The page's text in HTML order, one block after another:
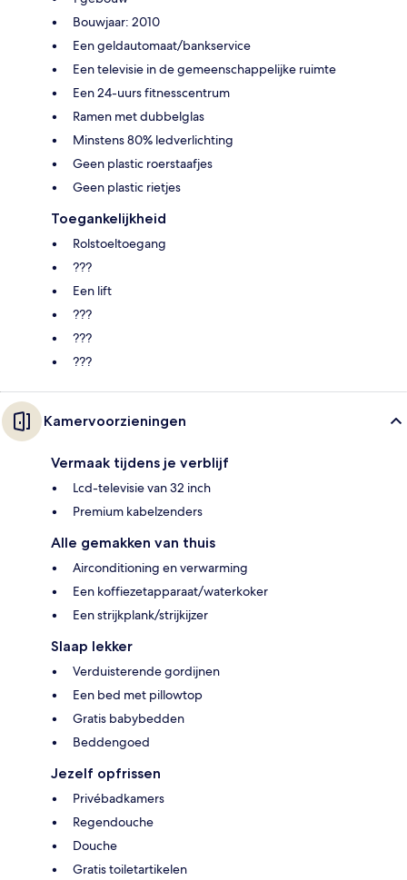
Bouwjaar: 2010
Een geldautomaat/bankservice
Een televisie in de gemeenschappelijke ruimte
Een 24-uurs fitnesscentrum
Ramen met dubbelglas
Minstens 80% ledverlichting
Geen plastic roerstaafjes
Geen plastic rietjes
Toegankelijkheid
Rolstoeltoegang
???
Een lift
???
???
???
Kamervoorzieningen
Vermaak tijdens je verblijf
Lcd-televisie van 32 inch
Premium kabelzenders
Alle gemakken van thuis
Airconditioning en verwarming
Een koffiezetapparaat/waterkoker
Een strijkplank/strijkijzer
Slaap lekker
Verduisterende gordijnen
Een bed met pillowtop
Gratis babybedden
Beddengoed
Jezelf opfrissen
Privébadkamers
Regendouche
Douche
Gratis toiletartikelen